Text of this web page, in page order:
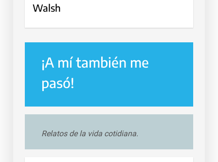
Walsh
¡A mí también me
pasó!
Relatos de la vida cotidiana.